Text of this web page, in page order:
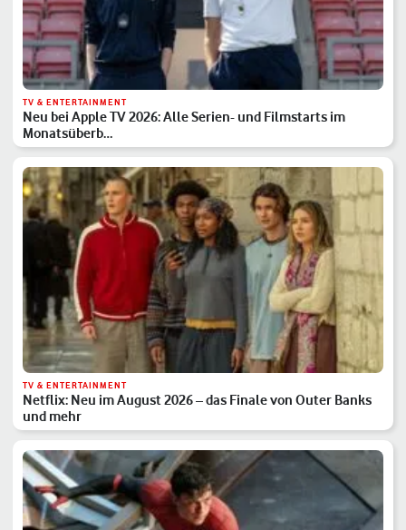
TV & ENTERTAINMENT
Neu bei Apple TV 2026: Alle Serien- und Filmstarts im
Monatsüberb…
TV & ENTERTAINMENT
Netflix: Neu im August 2026 – das Finale von Outer Banks
und mehr